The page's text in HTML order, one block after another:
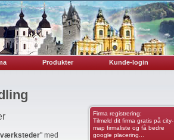
Produkter Kunde-login
Firma registrering:
Tilmeld dit firma gratis på city-
map firmaliste og få bedre
google placering...
" med